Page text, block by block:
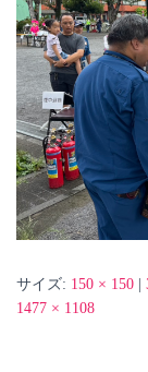
サイズ: 150 × 150 |
1477 × 1108